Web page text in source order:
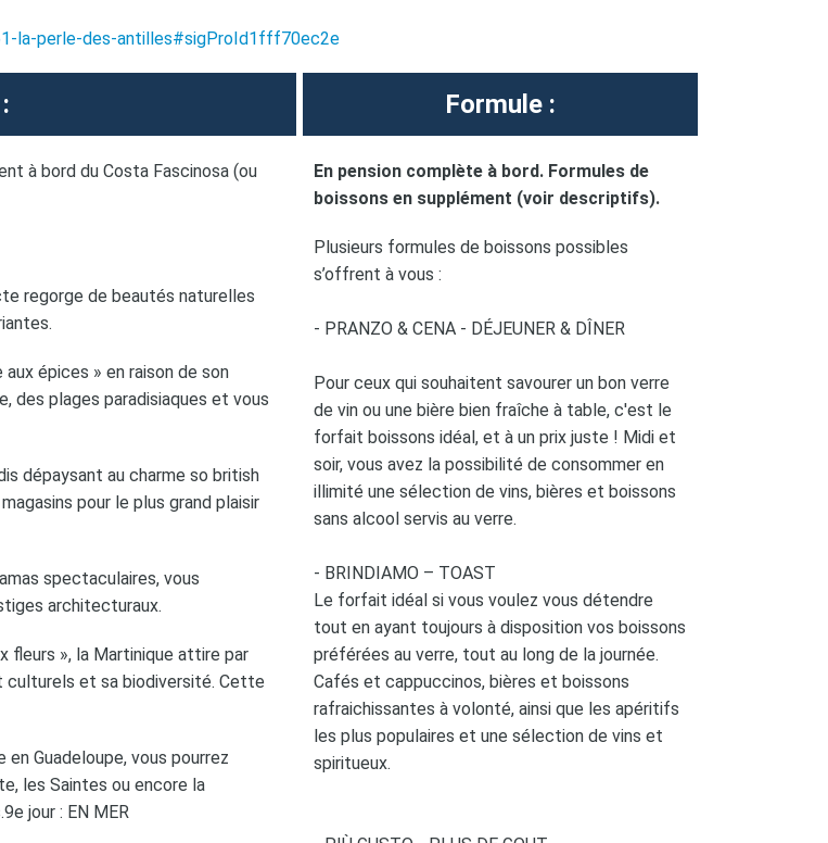
la-perle-des-antilles#sigProId1fff70ec2e
à bord du Costa Fascinosa (ou
regorge de beautés naturelles
aux épices » en raison de son
des plages paradisiaques et vous
dépaysant au charme so british
pour le plus grand plaisir
spectaculaires, vous
architecturaux.
fleurs », la Martinique attire par
culturels et sa biodiversité. Cette
Guadeloupe, vous pourrez
les Saintes ou encore la
jour : EN MER
Formule :
En pension complète à bord. Formules de
boissons en supplément (voir descriptifs).
Plusieurs formules de boissons possibles
s’offrent à vous :
- PRANZO & CENA - DÉJEUNER & DÎNER
Pour ceux qui souhaitent savourer un bon verre
de vin ou une bière bien fraîche à table, c'est le
forfait boissons idéal, et à un prix juste ! Midi et
soir, vous avez la possibilité de consommer en
illimité une sélection de vins, bières et boissons
sans alcool servis au verre.
- BRINDIAMO – TOAST
Le forfait idéal si vous voulez vous détendre
tout en ayant toujours à disposition vos boissons
préférées au verre, tout au long de la journée.
Cafés et cappuccinos, bières et boissons
rafraichissantes à volonté, ainsi que les apéritifs
les plus populaires et une sélection de vins et
spiritueux.